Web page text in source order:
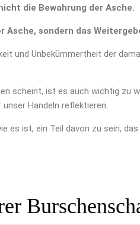
die Bewahrung der Asche.
sondern das
und Unbekümmertheit der
scheint, ist es auch wichtig zu
Handeln reflektieren.
es ist, ein Teil davon zu sein,